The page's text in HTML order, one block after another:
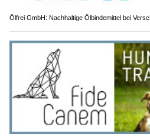
Ölfrei GmbH: Nachhaltige Ölbindemittel bei